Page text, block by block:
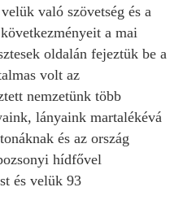
való szövetség és a
a mai
oldalán fejeztük be a
volt az
nemzetünk több
lányaink martalékévá
és az ország
hídfővel
és velük 93